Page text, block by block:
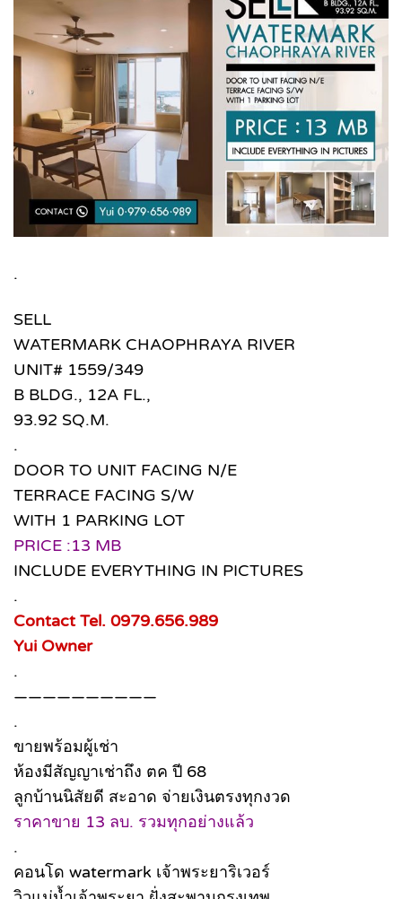
.
SELL
WATERMARK CHAOPHRAYA RIVER
UNIT# 1559/349
B BLDG., 12A FL.,
93.92 SQ.M.
.
DOOR TO UNIT FACING N/E
TERRACE FACING S/W
WITH 1 PARKING LOT
PRICE :13 MB
INCLUDE EVERYTHING IN PICTURES
.
Contact Tel. 0979.656.989
Yui Owner
.
——————————
.
ขายพร้อมผู้เช่า
ห้องมีสัญญาเช่าถึง ตค ปี 68
ลูกบ้านนิสัยดี สะอาด จ่ายเงินตรงทุกงวด
ราคาขาย 13 ลบ. รวมทุกอย่างแล้ว
.
คอนโด watermark เจ้าพระยาริเวอร์